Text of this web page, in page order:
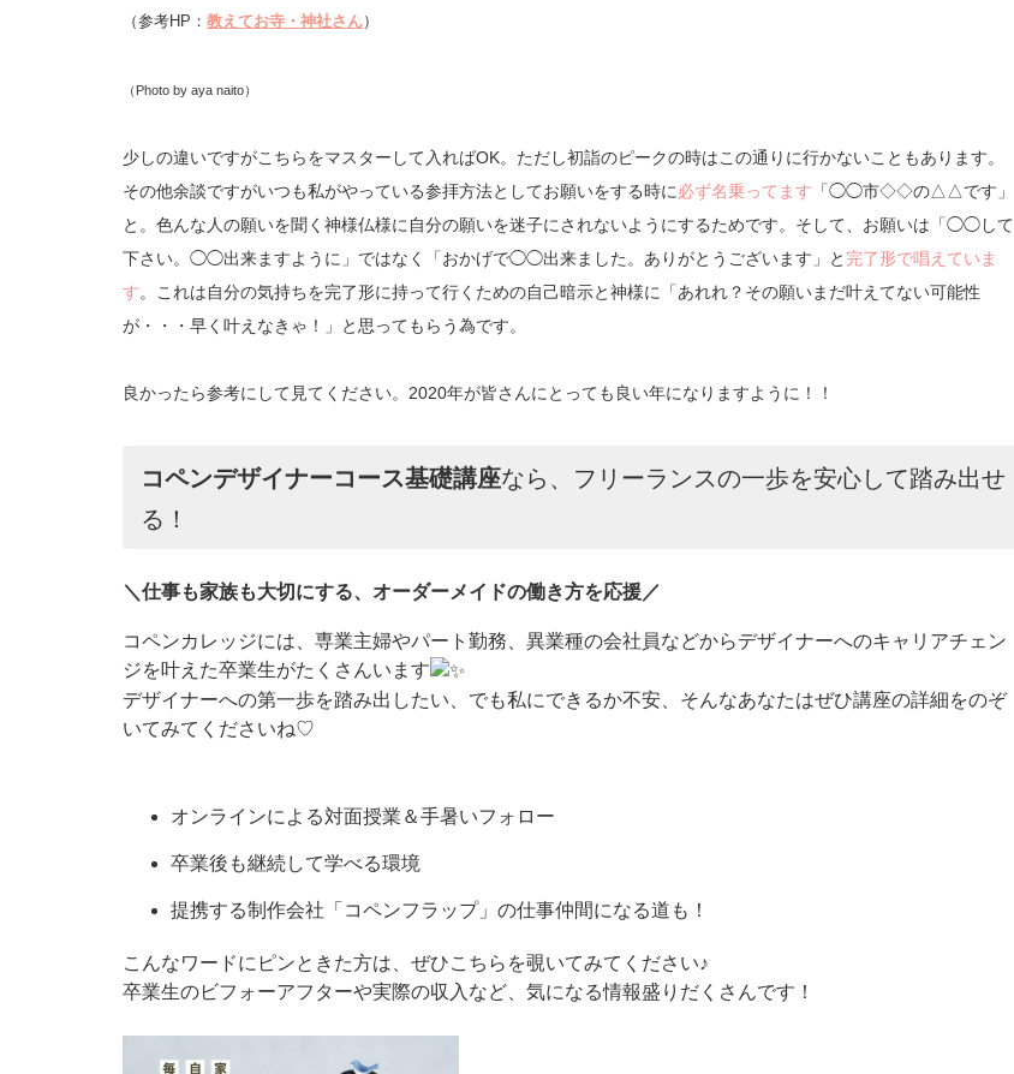
（参考HP： 教えてお寺・神社さん）
（Photo by aya naito）
少しの違いですがこちらをマスターして入ればOK。ただし初詣のピークの時はこの通りに行かないこともあります。
その他余談ですがいつも私がやっている参拝方法としてお願いをする時に必ず名乗ってます 「◯◯市◇◇の△△です」
と。色んな人の願いを聞く神様仏様に自分の願いを迷子にされないようにするためです。そして、お願いは「◯◯して
下さい。◯◯出来ますように」ではなく「おかげで◯◯出来ました。ありがとうございます」と 完了形で唱えていま
す。これは自分の気持ちを完了形に持って行くための自己暗示と神様に「あれれ？その願いまだ叶えてない可能性
が・・・早く叶えなきゃ！」と思ってもらう為です。
良かったら参考にして見てください。2020年が皆さんにとっても良い年になりますように！！
コペンデザイナーコース基礎講座なら、フリーランスの一歩を安心して踏み出せ
る！
＼仕事も家族も大切にする、オーダーメイドの働き方を応援／
コペンカレッジには、専業主婦やパート勤務、異業種の会社員などからデザイナーへのキャリアチェン
ジを叶えた卒業生がたくさんいます
デザイナーへの第一歩を踏み出したい、でも私にできるか不安、そんなあなたはぜひ講座の詳細をのぞ
いてみてくださいね♡
オンラインによる対面授業＆手暑いフォロー
卒業後も継続して学べる環境
提携する制作会社「コペンフラップ」の仕事仲間になる道も！
こんなワードにピンときた方は、ぜひこちらを覗いてみてください♪
卒業生のビフォーアフターや実際の収入など、気になる情報盛りだくさんです！